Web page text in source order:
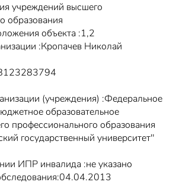
учреждений высшего
образования
объекта :1,2
:Кропачев Николай
(учреждения) :Федеральное
образовательное
профессионального образования
государственный университет"
ИПР инвалида :не указано